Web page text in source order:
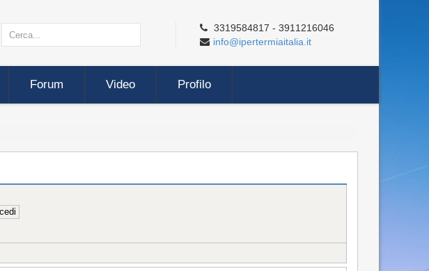
3319584817 - 3911216046
info@ipertermiaitalia.it
Forum Video Profilo